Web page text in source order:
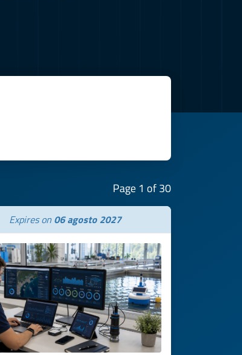
Page 1 of 30
Expires on 06 agosto 2027